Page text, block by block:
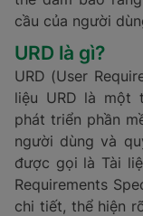
cầu của người
URD là gì?
URD (User
liệu URD là một
phát triển phần
người dùng và
được gọi là Tài
Requirements
chi tiết, thể hiện